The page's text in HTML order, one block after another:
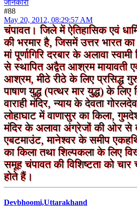
जानकारी
#88
May 20, 2012, 08:29:57 AM
चंपावत। जिले में ऐतिहासिक एवं
की भरमार है, जिसमें उत्तर भारत
मां पूर्णागिरि दरबार के अलावा
से स्थापित अद्वैत आश्रम मायावती
आश्रम, मीठे रीठे के लिए प्रसिद्ध
पाषाण युद्ध (पत्थर मार युद्ध) के लिए
वाराही मंदिर, न्याय के देवता
लोहाघाट में वाणासुर का किला,
मंदिर के अलावा अंग्रेजों की ओर से
एबटमाउंट, मानेश्वर के समीप
का किला तथा शिल्पकला के लिए
समूह चंपावत की विशिष्टता को चार
होते हैं।
Devbhoomi,Uttarakhand